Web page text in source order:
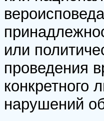
или
проведения
конкретного
нарушений